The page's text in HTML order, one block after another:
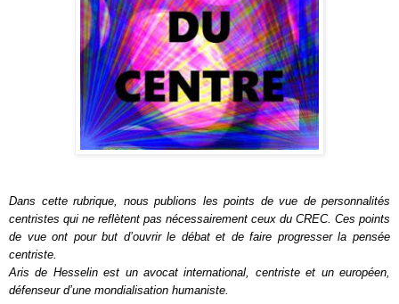
Dans cette rubrique, nous publions les points de vue de personnalités
centristes qui ne reflètent pas nécessairement ceux du CREC. Ces points
de vue ont pour but d’ouvrir le débat et de faire progresser la pensée
centriste.
Aris de Hesselin est un avocat international, centriste et un européen,
défenseur d’une mondialisation humaniste.